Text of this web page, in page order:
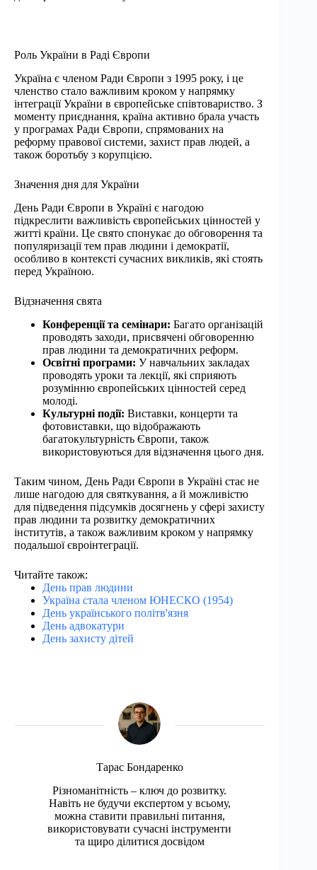
Роль України в Раді Європи
Україна є членом Ради Європи з 1995 року, і це
членство стало важливим кроком у напрямку
інтеграції України в європейське співтовариство. З
моменту приєднання, країна активно брала участь
у програмах Ради Європи, спрямованих на
реформу правової системи, захист прав людей, а
також боротьбу з корупцією.
Значення дня для України
День Ради Європи в Україні є нагодою
підкреслити важливість європейських цінностей у
житті країни. Це свято спонукає до обговорення та
популяризації тем прав людини і демократії,
особливо в контексті сучасних викликів, які стоять
перед Україною.
Відзначення свята
Конференції та семінари: Багато організацій
проводять заходи, присвячені обговоренню
прав людини та демократичних реформ.
Освітні програми: У навчальних закладах
проводять уроки та лекції, які сприяють
розумінню європейських цінностей серед
молоді.
Культурні події: Виставки, концерти та
фотовиставки, що відображають
багатокультурність Європи, також
використовуються для відзначення цього дня.
Таким чином, День Ради Європи в Україні стає не
лише нагодою для святкування, а й можливістю
для підведення підсумків досягнень у сфері захисту
прав людини та розвитку демократичних
інститутів, а також важливим кроком у напрямку
подальшої євроінтеграції.
Читайте також:
День прав людини
Україна стала членом ЮНЕСКО (1954)
День українського політв'язня
День адвокатури
День захисту дітей
Тарас Бондаренко
Різноманітність – ключ до розвитку.
Навіть не будучи експертом у всьому,
можна ставити правильні питання,
використовувати сучасні інструменти
та щиро ділитися досвідом